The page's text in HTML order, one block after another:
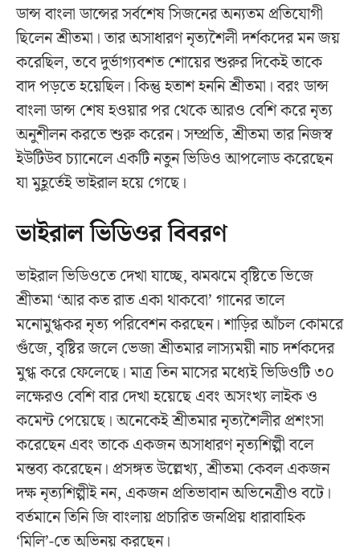
ডান্স বাংলা ডান্সের সর্বশেষ সিজনের অন্যতম প্রতিযোগী
ছিলেন শ্রীতমা। তার অসাধারণ নৃত্যশৈলী দর্শকদের মন জয়
করেছিল, তবে দুর্ভাগ্যবশত শোয়ের শুরুর দিকেই তাকে
বাদ পড়তে হয়েছিল। কিন্তু হতাশ হননি শ্রীতমা। বরং ডান্স
বাংলা ডান্স শেষ হওয়ার পর থেকে আরও বেশি করে নৃত্য
অনুশীলন করতে শুরু করেন। সম্প্রতি, শ্রীতমা তার নিজস্ব
ইউটিউব চ্যানেলে একটি নতুন ভিডিও আপলোড করেছেন
যা মুহূর্তেই ভাইরাল হয়ে গেছে।
ভাইরাল ভিডিওর বিবরণ
ভাইরাল ভিডিওতে দেখা যাচ্ছে, ঝমঝমে বৃষ্টিতে ভিজে
শ্রীতমা ‘আর কত রাত একা থাকবো’ গানের তালে
মনোমুগ্ধকর নৃত্য পরিবেশন করছেন। শাড়ির আঁচল কোমরে
গুঁজে, বৃষ্টির জলে ভেজা শ্রীতমার লাস্যময়ী নাচ দর্শকদের
মুগ্ধ করে ফেলেছে। মাত্র তিন মাসের মধ্যেই ভিডিওটি ৩০
লক্ষেরও বেশি বার দেখা হয়েছে এবং অসংখ্য লাইক ও
কমেন্ট পেয়েছে। অনেকেই শ্রীতমার নৃত্যশৈলীর প্রশংসা
করেছেন এবং তাকে একজন অসাধারণ নৃত্যশিল্পী বলে
মন্তব্য করেছেন। প্রসঙ্গত উল্লেখ্য, শ্রীতমা কেবল একজন
দক্ষ নৃত্যশিল্পীই নন, একজন প্রতিভাবান অভিনেত্রীও বটে।
বর্তমানে তিনি জি বাংলায় প্রচারিত জনপ্রিয় ধারাবাহিক
‘মিলি’-তে অভিনয় করছেন।